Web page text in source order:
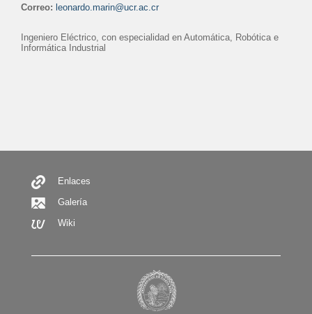
Correo: leonardo.marin@ucr.ac.cr
Ingeniero Eléctrico, con especialidad en Automática, Robótica e
Informática Industrial
MenuEnlaces
Galería
Wiki